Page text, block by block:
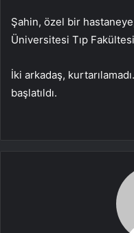
Şahin, özel bir
Üniversitesi Tıp
İki arkadaş,
başlatıldı.